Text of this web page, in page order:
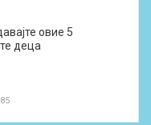
овие 5
деца